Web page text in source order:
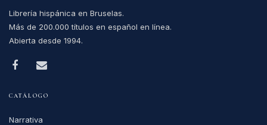
Librería hispánica en Bruselas.
Más de 200.000 títulos en español en línea.
Abierta desde 1994.
CATÁLOGO
Narrativa